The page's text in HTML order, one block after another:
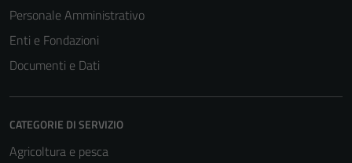
Personale Amministrativo
Enti e Fondazioni
Documenti e Dati
CATEGORIE DI SERVIZIO
Agricoltura e pesca